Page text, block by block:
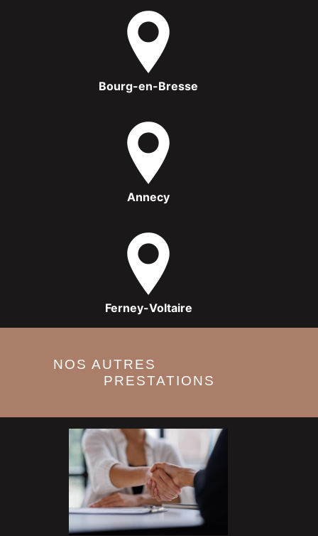
Bourg-en-Bresse
Annecy
Ferney-Voltaire
NOS AUTRES
PRESTATIONS